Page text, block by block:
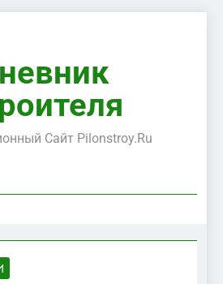
Сайт Pilonstroy.ru